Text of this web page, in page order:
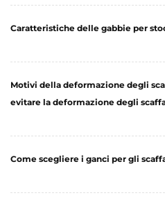
Caratteristiche delle gabbie per
Motivi della deformazione degli
evitare la deformazione degli
Come scegliere i ganci per gli